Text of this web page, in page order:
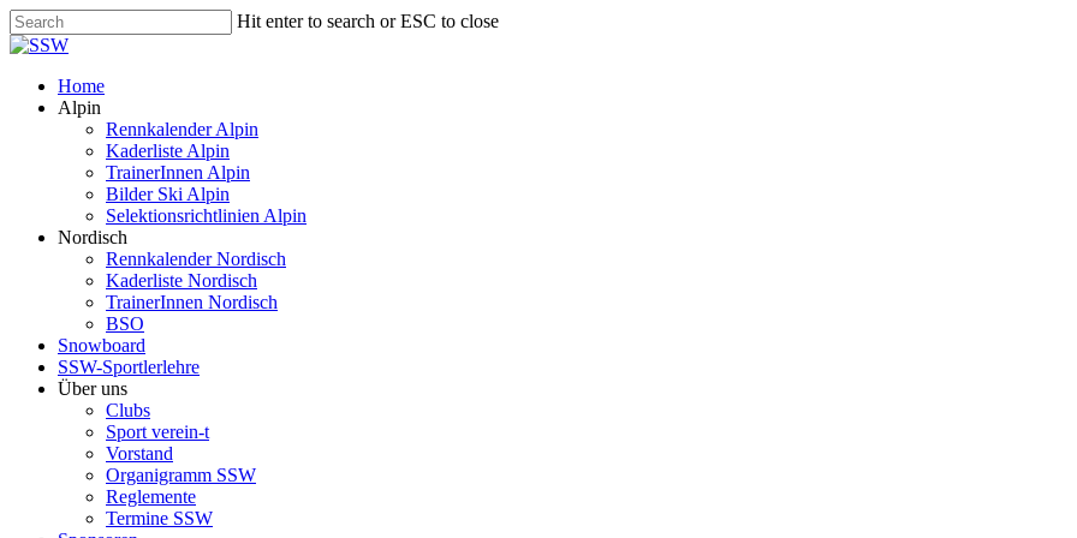
Skip
to
content
Hit enter to search or ESC to close
Close
Menu
Home
Alpin
Rennkalender Alpin
Kaderliste Alpin
TrainerInnen Alpin
Bilder Ski Alpin
Selektionsrichtlinien Alpin
Nordisch
Rennkalender Nordisch
Kaderliste Nordisch
TrainerInnen Nordisch
BSO
Snowboard
SSW-Sportlerlehre
Über uns
Clubs
Sport verein-t
Vorstand
Organigramm SSW
Reglemente
Termine SSW